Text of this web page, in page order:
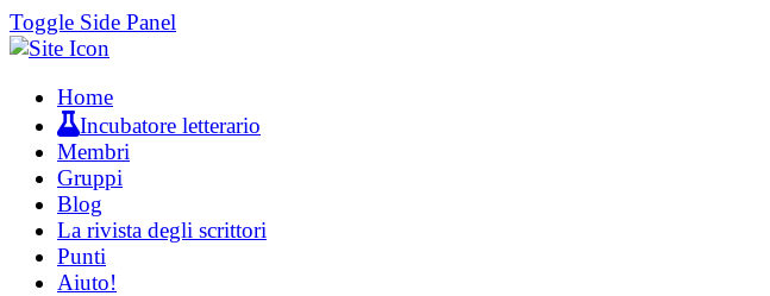
Toggle Side Panel
Home
Incubatore letterario
Membri
Gruppi
Blog
La rivista degli scrittori
Punti
Aiuto!